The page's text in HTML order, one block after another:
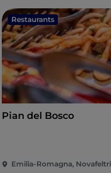
Restaurants
Pian del Bosco
Emilia-Romagna,